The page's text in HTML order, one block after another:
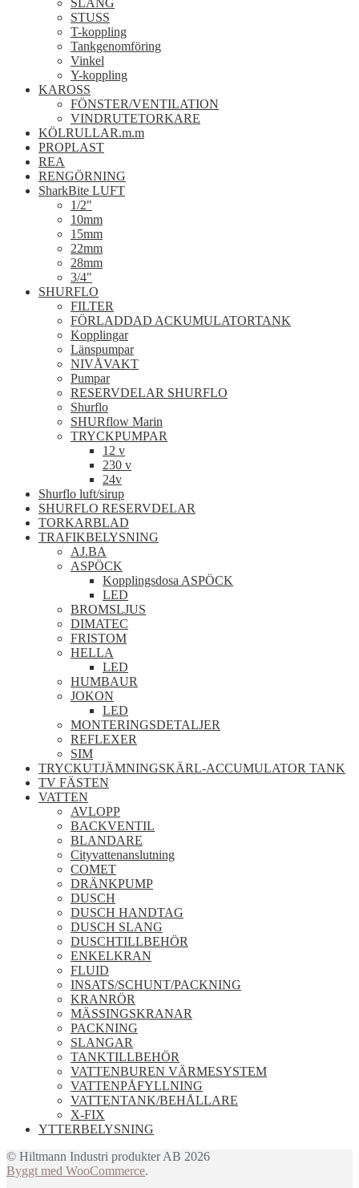
STUSS
T-koppling
Tankgenomföring
Vinkel
Y-koppling
KAROSS
FÖNSTER/VENTILATION
VINDRUTETORKARE
KÖLRULLAR.m.m
PROPLAST
REA
RENGÖRNING
SharkBite LUFT
1/2"
10mm
15mm
22mm
28mm
3/4"
SHURFLO
FILTER
FÖRLADDAD ACKUMULATORTANK
Kopplingar
Länspumpar
NIVÅVAKT
Pumpar
RESERVDELAR SHURFLO
Shurflo
SHURflow Marin
TRYCKPUMPAR
12 v
230 v
24v
Shurflo luft/sirup
SHURFLO RESERVDELAR
TORKARBLAD
TRAFIKBELYSNING
AJ.BA
ASPÖCK
Kopplingsdosa ASPÖCK
LED
BROMSLJUS
DIMATEC
FRISTOM
HELLA
LED
HUMBAUR
JOKON
LED
MONTERINGSDETALJER
REFLEXER
SIM
TRYCKUTJÄMNINGSKÄRL-ACCUMULATOR TANK
TV FÄSTEN
VATTEN
AVLOPP
BACKVENTIL
BLANDARE
Cityvattenanslutning
COMET
DRÄNKPUMP
DUSCH
DUSCH HANDTAG
DUSCH SLANG
DUSCHTILLBEHÖR
ENKELKRAN
FLUID
INSATS/SCHUNT/PACKNING
KRANRÖR
MÄSSINGSKRANAR
PACKNING
SLANGAR
TANKTILLBEHÖR
VATTENBUREN VÄRMESYSTEM
VATTENPÅFYLLNING
VATTENTANK/BEHÅLLARE
X-FIX
YTTERBELYSNING
© Hiltmann Industri produkter AB 2026
Byggt med WooCommerce.